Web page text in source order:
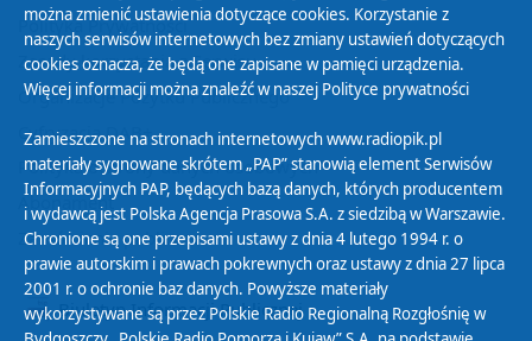
Polityka Prywatności
Zasady korzystania z Serwisu
Organizacje Pożytku Publicznego
Cyfryzacja DAB+
Polityka ochrony danych osobowych
Abonament
Zamówienia publiczne
Biuletyn Informacji Publicznej
można zmienić ustawienia dotyczące cookies. Korzystanie z
naszych serwisów internetowych bez zmiany ustawień dotyczących
cookies oznacza, że będą one zapisane w pamięci urządzenia.
Więcej informacji można znaleźć w naszej Polityce prywatności
Zamieszczone na stronach internetowych www.radiopik.pl
materiały sygnowane skrótem „PAP” stanowią element Serwisów
Informacyjnych PAP, będących bazą danych, których producentem
i wydawcą jest Polska Agencja Prasowa S.A. z siedzibą w Warszawie.
Chronione są one przepisami ustawy z dnia 4 lutego 1994 r. o
prawie autorskim i prawach pokrewnych oraz ustawy z dnia 27 lipca
2001 r. o ochronie baz danych. Powyższe materiały
wykorzystywane są przez Polskie Radio Regionalną Rozgłośnię w